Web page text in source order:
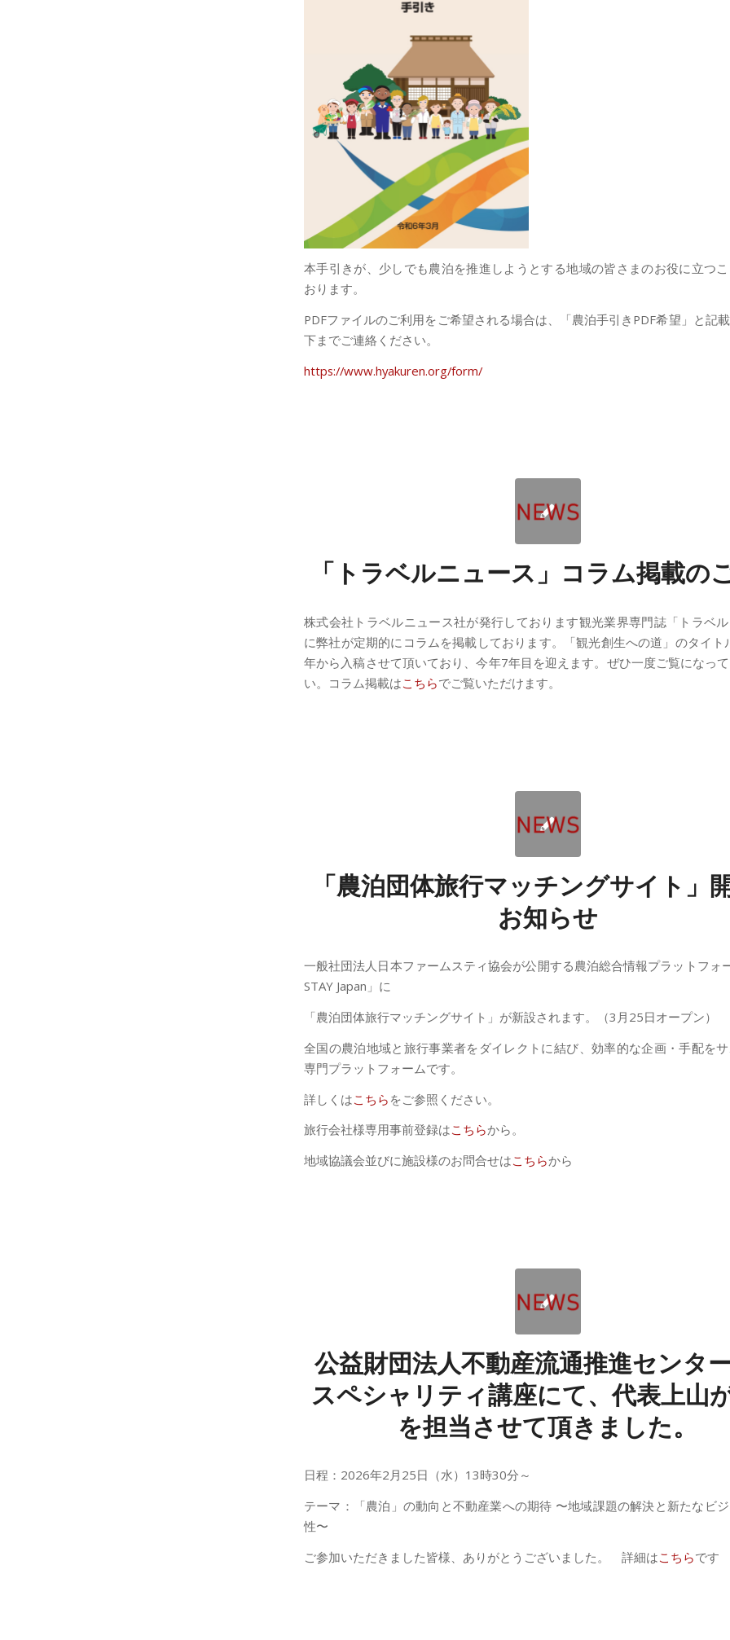
本手引きが、少しでも農泊を推進しようとする地域の皆さまのお役に立つ
おります。
PDFファイルのご利用をご希望される場合は、「農泊手引きPDF希望」と記
下までご連絡ください。
https://www.hyakuren.org/form/
「トラベルニュース」コラム掲載の
株式会社トラベルニュース社が発行しております観光業界専門誌「トラベ
に弊社が定期的にコラムを掲載しております。「観光創生への道」のタイ
年から入稿させて頂いており、今年7年目を迎えます。ぜひ一度ご覧になっ
い。コラム掲載はこちらでご覧いただけます。
「農泊団体旅行マッチングサイト」
お知らせ
一般社団法人日本ファームスティ協会が公開する農泊総合情報プラットフォ
STAY Japan」に
「農泊団体旅行マッチングサイト」が新設されます。（3月25日オープン）
全国の農泊地域と旅行事業者をダイレクトに結び、効率的な企画・手配を
専門プラットフォームです。
詳しくはこちら をご参照ください。
旅行会社様専用事前登録はこちらから。
地域協議会並びに施設様のお問合せはこちらから
公益財団法人不動産流通推進センタ
スペシャリティ講座にて、代表上山
を担当させて頂きました。
日程：2026年2月25日（水）13時30分～
テーマ：「農泊」の動向と不動産業への期待 〜地域課題の解決と新たなビ
性〜
ご参加いただきました皆様、ありがとうございました。 詳細はこちらです